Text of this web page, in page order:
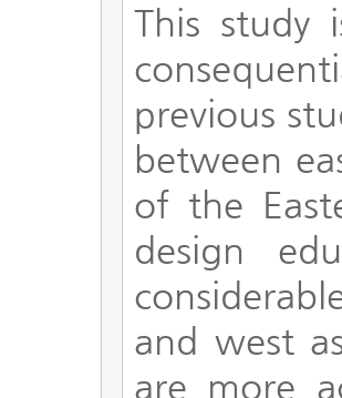
This study
previous
between
of the
design
and west
are more